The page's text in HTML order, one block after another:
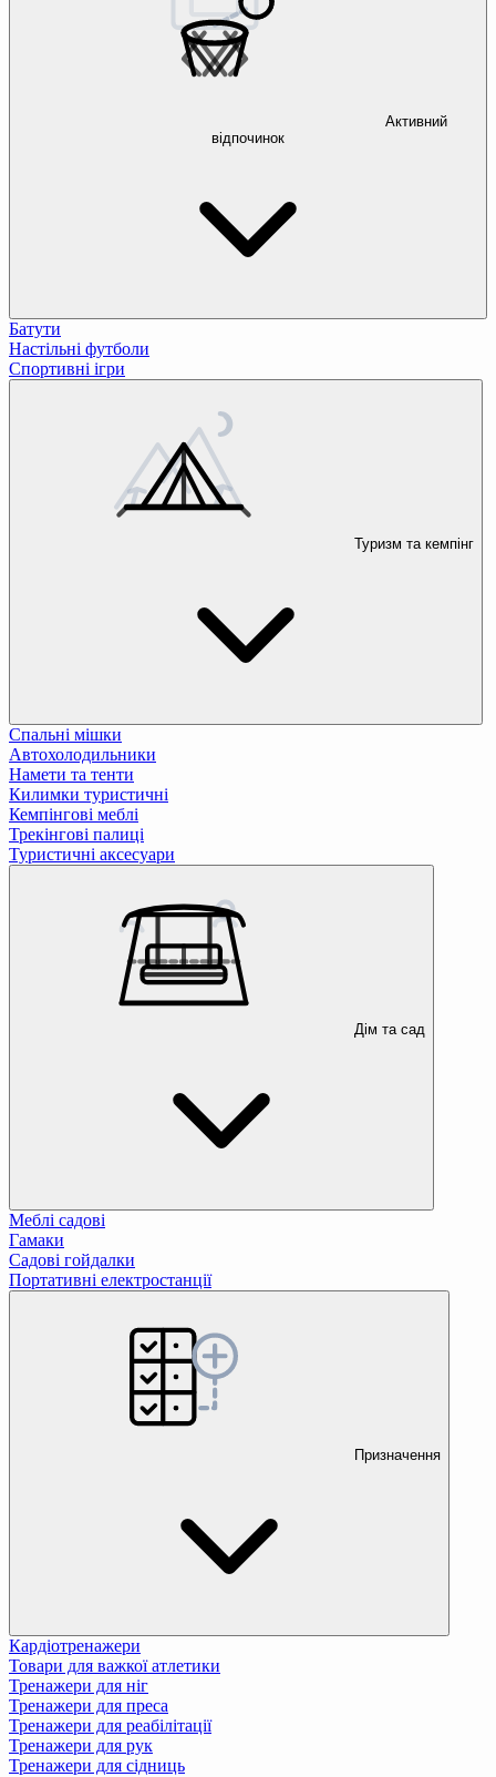
Активний
відпочинок
Батути
Настільні футболи
Спортивні ігри
Туризм та кемпінг
Спальні мішки
Автохолодильники
Намети та тенти
Килимки туристичні
Кемпінгові меблі
Трекінгові палиці
Туристичні аксесуари
Дім та сад
Меблі садові
Гамаки
Садові гойдалки
Портативні електростанції
Призначення
Кардіотренажери
Товари для важкої атлетики
Тренажери для ніг
Тренажери для преса
Тренажери для реабілітації
Тренажери для рук
Тренажери для сідниць